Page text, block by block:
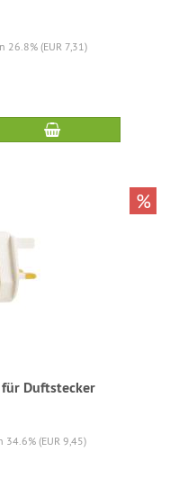
26.8% (EUR 7,31)
Duftstecker
34.6% (EUR 9,45)
%